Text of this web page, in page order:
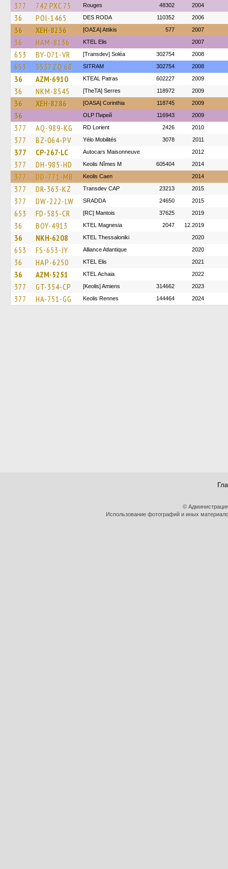
377 742 PXC 75 Rouges 48302 2004
36 POI-1465 DES RODA 110352 2006
36 XEH-8236 [ΟΑΣΑ] Αttikis 577 2007
36 HAM-8136 KTEL Elis 2007
653 BY-071-VR [Transdev] Soléa 302754 2008
653 5537 ZQ 68 SITRAM 302754 2008
36 AZM-6910 KTEAL Patras 602227 2009
36 NKM-8545 [TheTA] Serres 118972 2009
36 XEH-8286 [OASA] Corinthia 118745 2009
36 OLP Пирей 116943 2009
377 AQ-989-KG RD Lorient 2426 2010
377 BZ-064-PV Yélo Mobilités 3078 2011
377 CP-267-LC Autocars Maisonneuve 2012
377 DH-985-HD Keolis Nîmes M 605404 2014
377 DD-771-MB Keolis Caen 2014
377 DR-363-KZ Transdev CAP 23213 2015
377 DW-222-LW SRADDA 24650 2015
653 FD-585-CR [RC] Mantois 37625 2019
36 BOY-4913 ΚΤΕL Magnesia 2047 12.2019
36 NKH-6208 KTEL Thessaloniki 2020
653 FS-653-JY Alliance Atlantique 2020
36 HAP-6250 KTEL Elis 2021
36 AZM-5251 KTEL Achaia 2022
377 GT-354-CP [Keolis] Amiens 314662 2023
377 HA-751-GG Keolis Rennes 144464 2024
©
Использование фотографий и иных